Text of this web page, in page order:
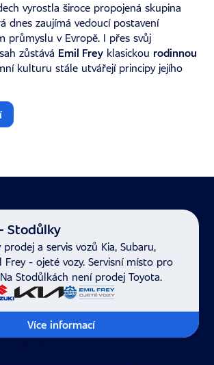
vyrostla široce propojená skupina
dnes zaujímá vedoucí postavení
průmyslu v Evropě. I přes svůj
zůstává Emil Frey klasickou rodinnou
kulturu stále utvářejí principy jejího
Stodůlky
a servis vozů Kia, Subaru,
Frey - ojeté vozy. Servisní místo pro
Stodůlkách není prodej Toyota.
Více informací